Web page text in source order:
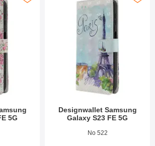
5G
Designwallet Samsung
Galaxy S23 FE 5G
Varenummer 49568
No 522